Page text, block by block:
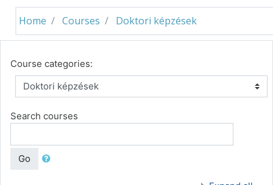
Home Courses Doktori képzések
Course categories:
Search courses
Go